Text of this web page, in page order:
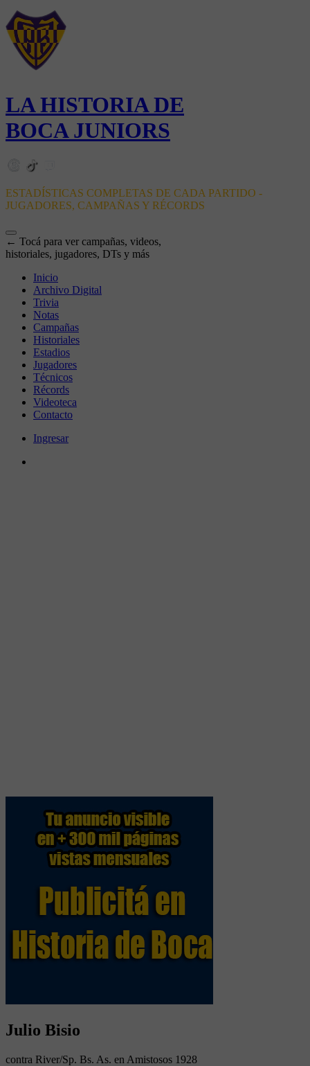
LA HISTORIA DE
BOCA JUNIORS
ESTADÍSTICAS COMPLETAS DE CADA PARTIDO -
JUGADORES, CAMPAÑAS Y RÉCORDS
← Tocá para ver campañas, videos,
historiales, jugadores, DTs y más
Inicio
Archivo Digital
Trivia
Notas
Campañas
Historiales
Estadios
Jugadores
Técnicos
Récords
Videoteca
Contacto
Ingresar
Julio Bisio
contra River/Sp. Bs. As. en Amistosos 1928